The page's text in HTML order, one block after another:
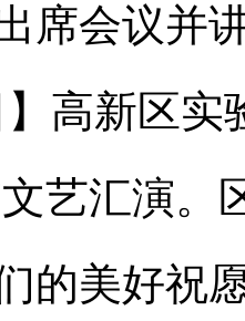
席会议并
】 高新区实
文艺汇演。
的美好